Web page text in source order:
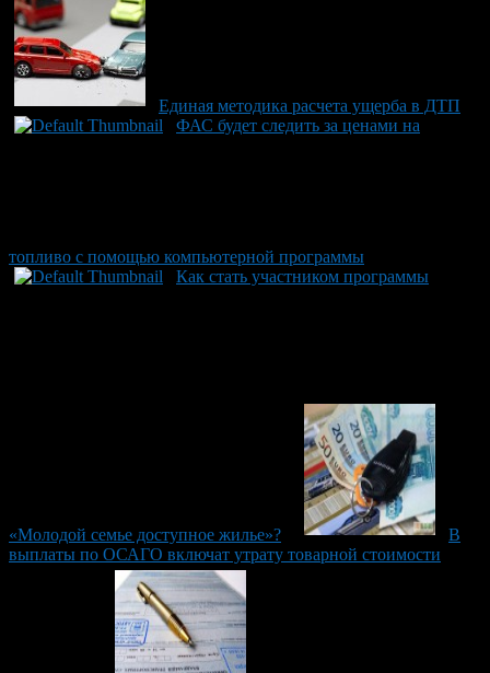
Единая методика расчета ущерба в ДТП
ФАС будет следить за ценами на
топливо с помощью компьютерной программы
Как стать участником программы
«Молодой семье доступное жилье»?
В
выплаты по ОСАГО включат утрату товарной стоимости